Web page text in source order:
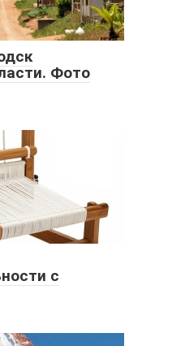
Фото
с